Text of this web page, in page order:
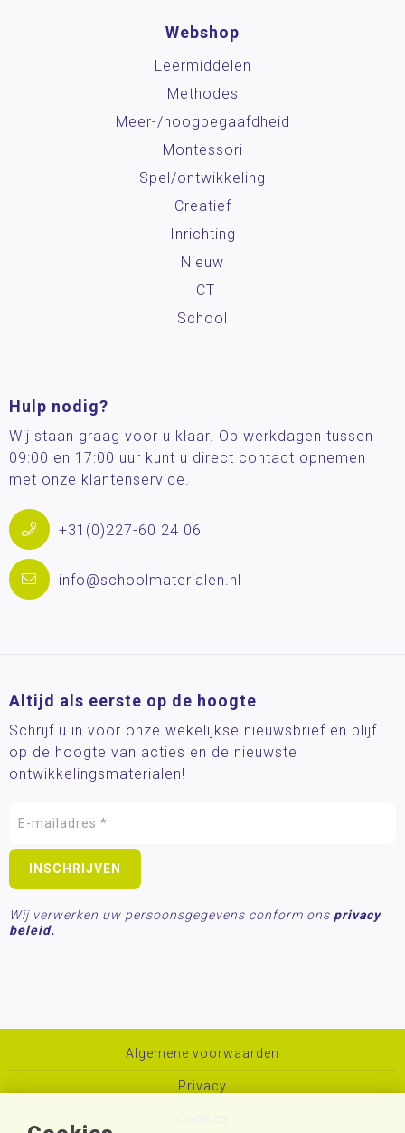
Webshop
Leermiddelen
Methodes
Meer-/hoog­begaafdheid
Montessori
Spel/ontwikkeling
Creatief
Inrichting
Nieuw
ICT
School
Hulp nodig?
Wij staan graag voor u klaar. Op werkdagen tussen
09:00 en 17:00 uur kunt u direct contact opnemen
met onze klantenservice.
+31(0)227-60 24 06
info@schoolmaterialen.nl
Altijd als eerste op de hoogte
Schrijf u in voor onze wekelijkse nieuwsbrief en blijf
op de hoogte van acties en de nieuwste
ontwikkelingsmaterialen!
Wij verwerken uw persoonsgegevens conform ons privacy
beleid.
Algemene voorwaarden
Privacy